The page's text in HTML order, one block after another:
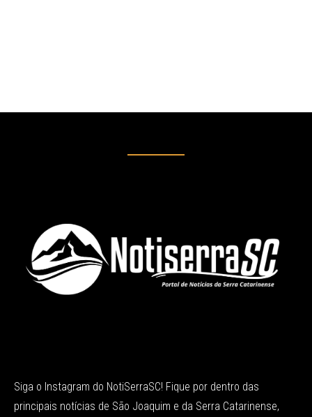
Siga o Instagram do NotiSerraSC! Fique por dentro das
principais notícias de São Joaquim e da Serra Catarinense,